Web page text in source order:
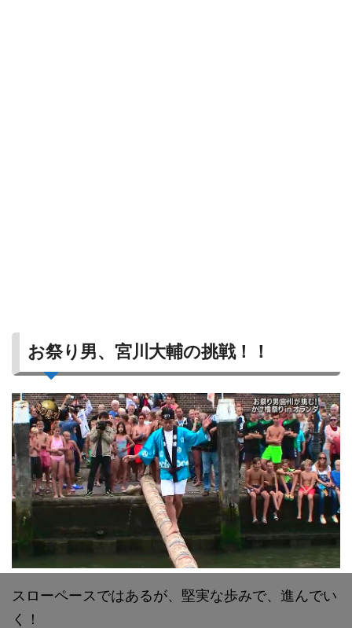
お祭り男、宮川大輔の挑戦！！
スローペースではあるが、堅実な歩みで、進んでい
く！